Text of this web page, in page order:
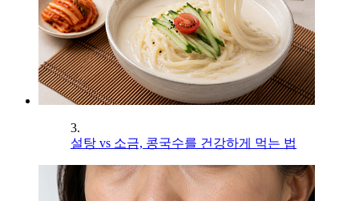
3.
설탕 vs 소금, 콩국수를 건강하게 먹는 법